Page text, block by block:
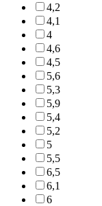
4,2
4,1
4
4,6
4,5
5,6
5,3
5,9
5,4
5,2
5
5,5
6,5
6,1
6